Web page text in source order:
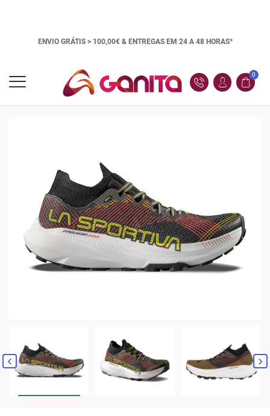
ENVIO GRÁTIS > 100,00€ & ENTREGAS EM 24 A 48 HORAS*
0
 